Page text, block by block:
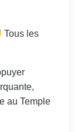
Tous les
au Temple